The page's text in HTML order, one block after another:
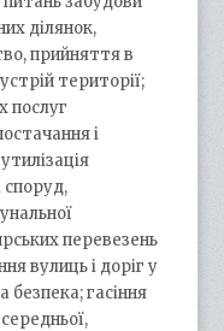
ділянок,
прийняття в
території;
послуг
і
споруд,
перевезень
вулиць і доріг у
безпека; гасіння